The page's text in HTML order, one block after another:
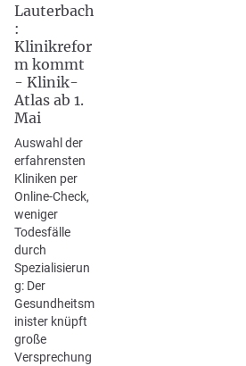
Lauterbach
:
Klinikrefor
m kommt
- Klinik-
Atlas ab 1.
Mai
Auswahl der
erfahrensten
Kliniken per
Online-Check,
weniger
Todesfälle
durch
Spezialisierun
g: Der
Gesundheitsm
inister knüpft
große
Versprechung